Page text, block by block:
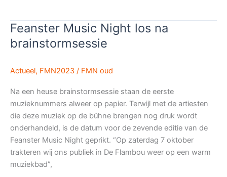
Feanster
Music
gelegd
Feanster Music Night los na
brainstormsessie
Actueel, FMN2023 / FMN oud
Na een heuse brainstormsessie staan de eerste
muzieknummers alweer op papier. Terwijl met de artiesten
die deze muziek op de bühne brengen nog druk wordt
onderhandeld, is de datum voor de zevende editie van de
Feanster Music Night geprikt. “Op zaterdag 7 oktober
trakteren wij ons publiek in De Flambou weer op een warm
muziekbad”,